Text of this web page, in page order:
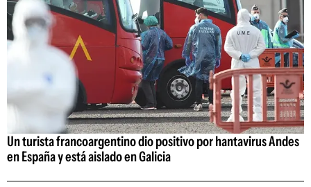
Un turista francoargentino dio positivo por hantavirus Andes
en España y está aislado en Galicia